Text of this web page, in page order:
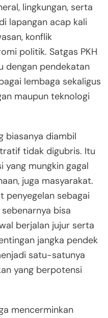
lingkungan, serta
lapangan acap kali
konflik
politik. Satgas PKH
dengan pendekatan
lembaga sekaligus
maupun teknologi
biasanya diambil
tidak digubris. Itu
yang mungkin gagal
juga masyarakat.
penyegelan sebagai
bisa
berjalan jujur serta
jangka pendek
satu-satunya
yang berpotensi
mencerminkan